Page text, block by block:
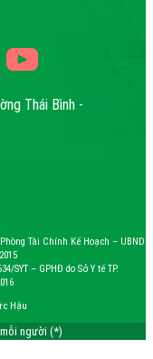
Thái Bình -
Tài Chính Kế Hoạch – UBND
SYT – GPHĐ do Sở Y tế TP.
Hậu
người (*)